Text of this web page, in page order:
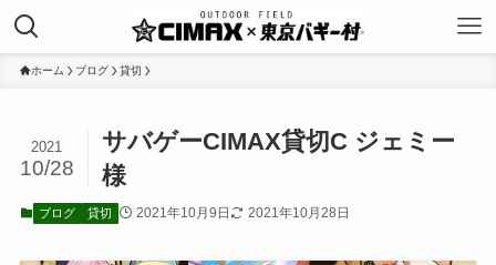
ホーム ブログ 貸切
サバゲーCIMAX貸切C ジェミー
様
2021
10/28
ブログ 貸切 2021年10月9日 2021年10月28日